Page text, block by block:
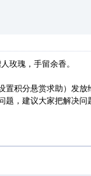
玫瑰，手留余香。
置积分悬赏求助）发放
，建议大家把解决